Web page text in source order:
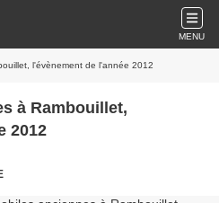
MENU
l'évènement de l'année 2012
à Rambouillet,
2012